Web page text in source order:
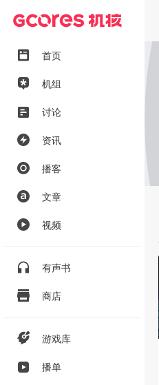
首页
机组
讨论
资讯
播客
文章
视频
有声书
商店
游戏库
播单